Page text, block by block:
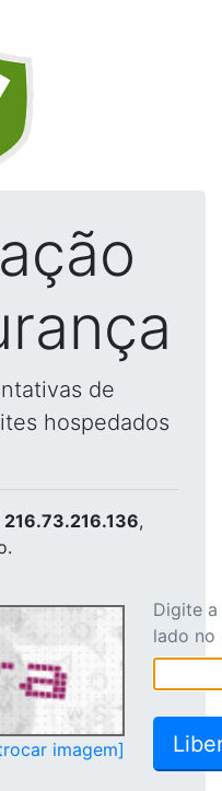
de
hospedados
216.73.216.136,
imagem]
Digite
lado no